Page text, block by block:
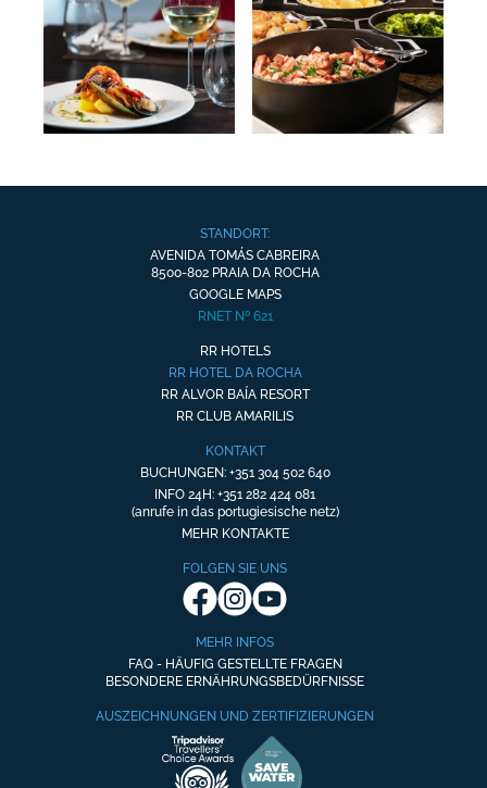
STANDORT:
AVENIDA TOMÁS CABREIRA
8500-802 PRAIA DA ROCHA
GOOGLE MAPS
RNET Nº 621
RR HOTELS
RR HOTEL DA ROCHA
RR ALVOR BAÍA RESORT
RR CLUB AMARILIS
KONTAKT
BUCHUNGEN: +351 304 502 640
INFO 24H: +351 282 424 081
(anrufe in das portugiesische netz)
MEHR KONTAKTE
FOLGEN SIE UNS
MEHR INFOS
FAQ - HÄUFIG GESTELLTE FRAGEN
BESONDERE ERNÄHRUNGSBEDÜRFNISSE
AUSZEICHNUNGEN UND ZERTIFIZIERUNGEN